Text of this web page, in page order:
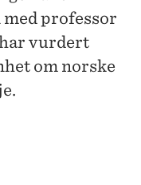
professor
vurdert
om norske